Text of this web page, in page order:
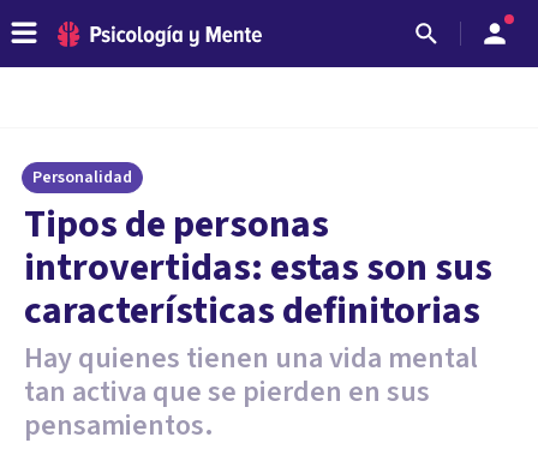
Personalidad
Tipos de personas
introvertidas: estas son sus
características definitorias
Hay quienes tienen una vida mental
tan activa que se pierden en sus
pensamientos.